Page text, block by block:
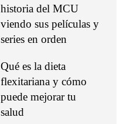
historia del MCU
viendo sus películas y
series en orden
Qué es la dieta
flexitariana y cómo
puede mejorar tu
salud